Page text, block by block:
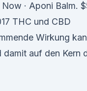
Now · Aponi Balm.
THC und CBD
Wirkung
damit auf den Kern